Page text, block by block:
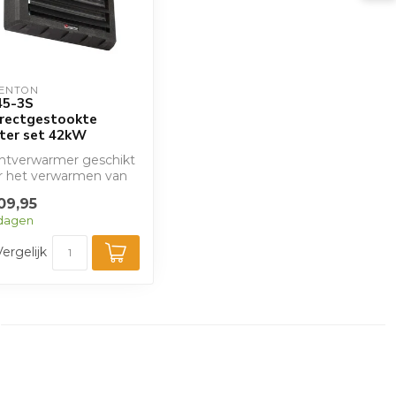
3S
set 42kW
geschikt
het verwarmen van
...